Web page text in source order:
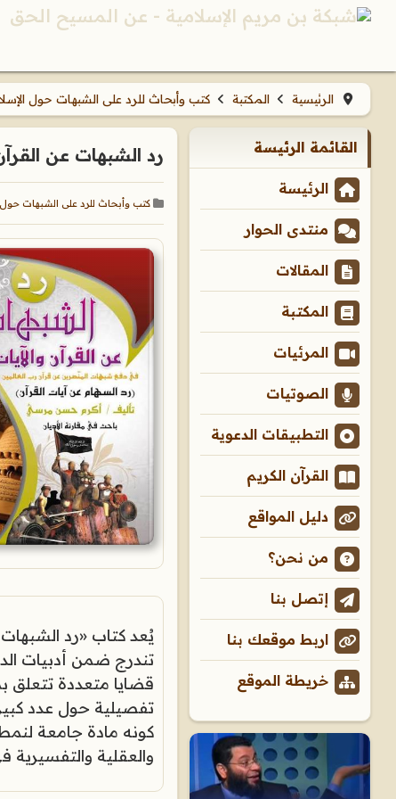
الرئيسية المكتبة كتب وأبحاث للرد على الشبهات حول
القائمة الرئيسة
الرئيسة
منتدى الحوار
المقالات
المكتبة
المرئيات
الصوتيات
التطبيقات الدعوية
القرآن الكريم
دليل المواقع
من نحن؟
إتصل بنا
اربط موقعك بنا
خريطة الموقع
رد الشبهات عن
كتب وأبحاث للرد على الشبهات حول
يُعد كتاب «رد
تندرج ضمن أدبيات
قضايا متعددة تتعلق
تفصيلية حول عدد
كونه مادة جامعة
والعقلية والتفسيرية